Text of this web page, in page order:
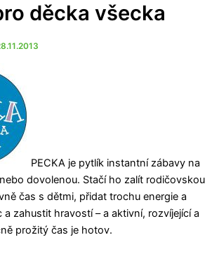
děcka všecka
PECKA je pytlík instantní zábavy na
dovolenou. Stačí ho zalít rodičovskou
čas s dětmi, přidat trochu energie a
a zahustit hravostí – a aktivní, rozvíjející a
prožitý čas je hotov.